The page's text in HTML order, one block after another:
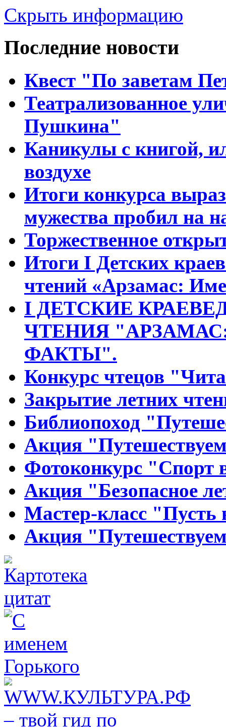
Скрыть информацию
Последние новости
Квест "По заветам
Театрализованное
Пушкина"
Каникулы с книгой,
воздухе
Итоги конкурса
мужества пробил на
Торжественное
Итоги I Детских
чтений «Арзамас:
I ДЕТСКИЕ
ЧТЕНИЯ
ФАКТЫ".
Конкурс чтецов
Закрытие летних
Библиопоход
Акция
Фотоконкурс "Спорт
Акция "Безопасное
Мастер-класс "Пусть
Акция